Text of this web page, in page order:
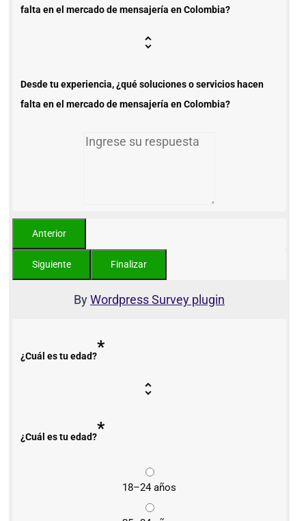
falta en el mercado de mensajería en Colombia?
Desde tu experiencia, ¿qué soluciones o servicios hacen
falta en el mercado de mensajería en Colombia?
ByWordpress Survey plugin
¿Cuál es tu edad?*
¿Cuál es tu edad?*
18–24 años